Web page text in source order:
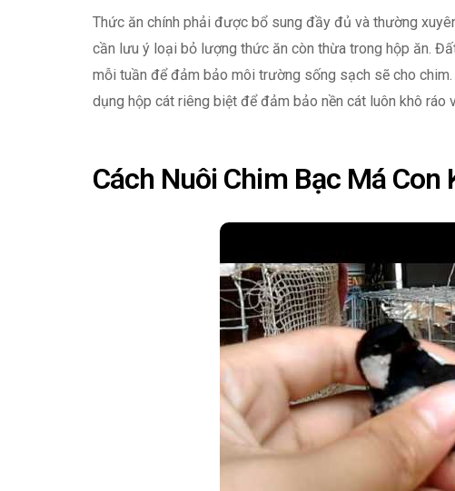
Thức ăn chính phải được bổ sung đầy đủ và thường
cần lưu ý loại bỏ lượng thức ăn còn thừa trong hộp ăn.
mỗi tuần để đảm bảo môi trường sống sạch sẽ cho
dụng hộp cát riêng biệt để đảm bảo nền cát luôn khô ráo
Cách Nuôi Chim Bạc Má Con